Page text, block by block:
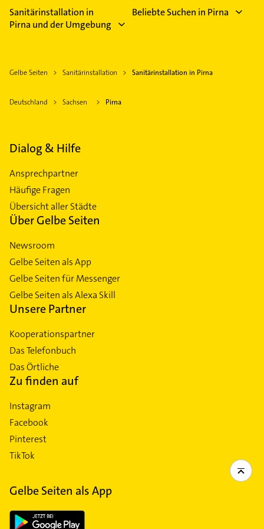
Sanitärinstallation in
Pirna und der Umgebung
Beliebte Suchen in Pirna
Gelbe Seiten Sanitärinstallation Sanitärinstallation in Pirna
Deutschland Sachsen Pirna
Dialog & Hilfe
Ansprechpartner
Häufige Fragen
Übersicht aller Städte
Über Gelbe Seiten
Newsroom
Gelbe Seiten als App
Gelbe Seiten für Messenger
Gelbe Seiten als Alexa Skill
Unsere Partner
Kooperationspartner
Das Telefonbuch
Das Örtliche
Zu finden auf
Instagram
Facebook
Pinterest
TikTok
Gelbe Seiten als App